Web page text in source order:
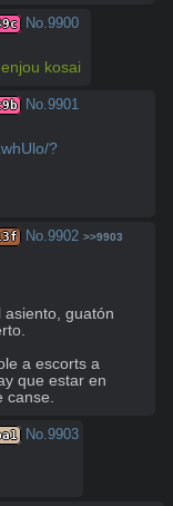
No.9900
kosai
No.9901
?
No.9902 >>9903
asiento, guatón
a escorts a
que estar en
canse.
No.9903